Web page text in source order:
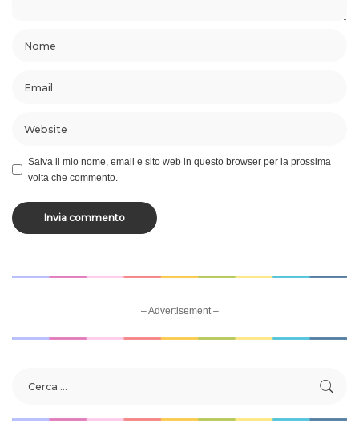
Salva il mio nome, email e sito web in questo browser per la prossima
volta che commento.
– Advertisement –